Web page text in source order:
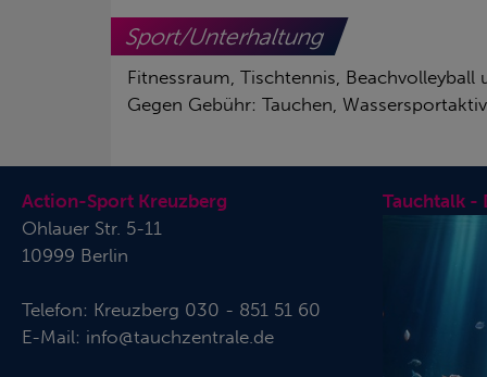
Sport/Unterhaltung
Fitnessraum, Tischtennis, Beachvolleyball
Gegen Gebühr: Tauchen,
Action-Sport Kreuzberg
Ohlauer Str. 5-11
10999 Berlin
Telefon: Kreuzberg 030 - 851 51 60
E-Mail: info@tauchzentrale.de
Tauchtalk -